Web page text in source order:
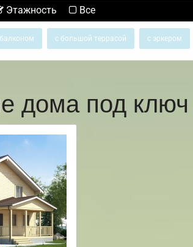
Этажность Все
с большой террасой с эркером
дома под